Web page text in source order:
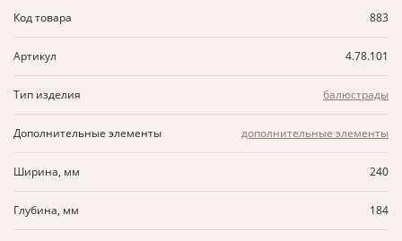
Код товара 883
Артикул 4.78.101
Тип изделия балюстрады
Дополнительные элементы дополнительные элементы
Ширина, мм 240
Глубина, мм 184